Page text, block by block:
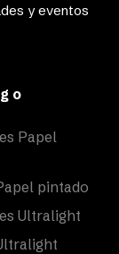
y eventos
Papel
pintado
Ultralight